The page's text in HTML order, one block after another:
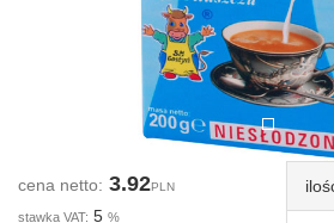
cena netto: 3.92PLN
stawka VAT: 5 %